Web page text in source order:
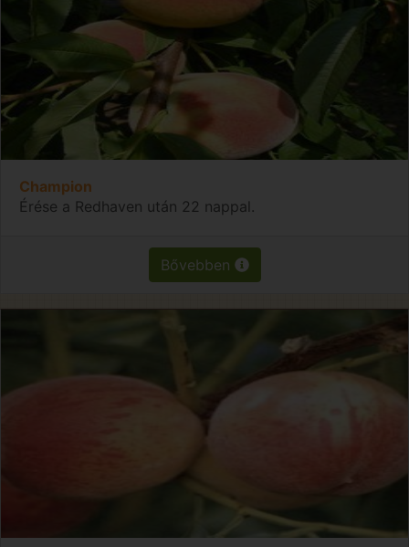
Champion
Érése a Redhaven után 22 nappal.
Bővebben